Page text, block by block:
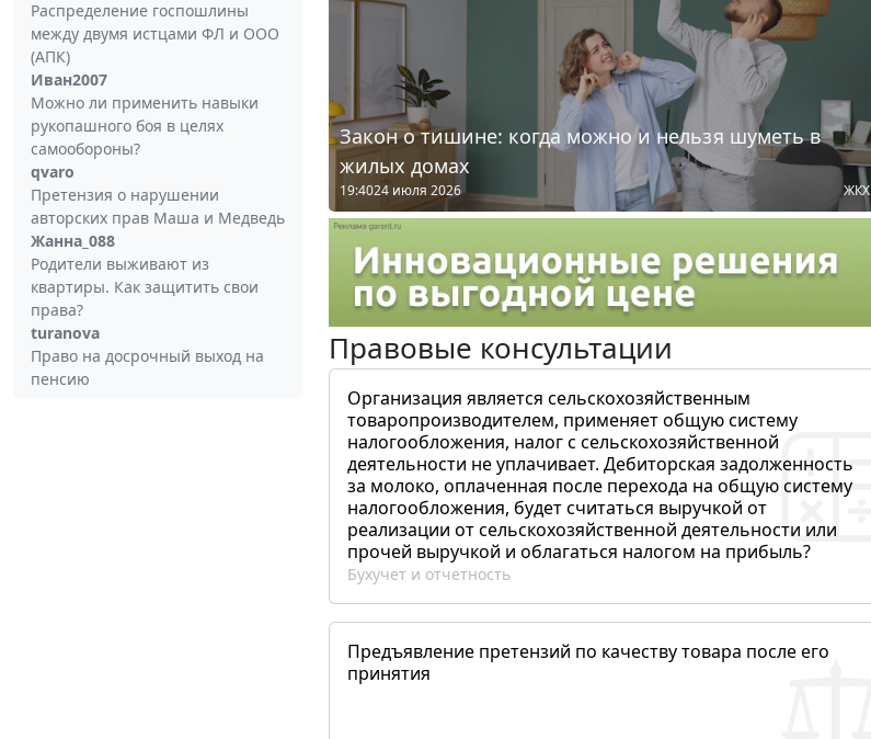
Распределение госпошлины
между двумя истцами ФЛ и ООО
(АПК)
Иван2007
Можно ли применить навыки
рукопашного боя в целях
самообороны?
qvaro
Претензия о нарушении
авторских прав Маша и Медведь
Жанна_088
Родители выживают из
квартиры. Как защитить свои
права?
turanova
Право на досрочный выход на
пенсию
Закон о тишине: когда можно и нельзя шуметь в
жилых домах
19:4024 июля 2026 ЖКХ
Правовые консультации
Организация является сельскохозяйственным
товаропроизводителем, применяет общую систему
налогообложения, налог с сельскохозяйственной
деятельности не уплачивает. Дебиторская задолженность
за молоко, оплаченная после перехода на общую систему
налогообложения, будет считаться выручкой от
реализации от сельскохозяйственной деятельности или
прочей выручкой и облагаться налогом на прибыль?
Бухучет и отчетность
Предъявление претензий по качеству товара после его
принятия